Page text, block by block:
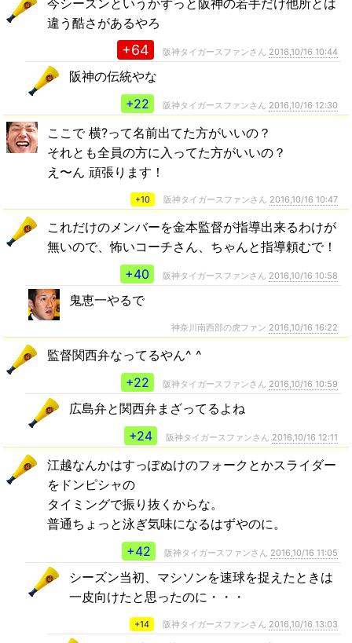
今シーズンというかずっと阪神の若手だけ他所とは
違う酷さがあるやろ
+64 阪神タイガースファンさん 2016,10/16 10:44
阪神の伝統やな
+22
阪神タイガースファンさん 2016,10/16 12:30
ここで 横?って名前出てた方がいいの？
それとも全員の方に入ってた方がいいの？
え〜ん 頑張ります！
+10 阪神タイガースファンさん 2016,10/16 10:47
これだけのメンバーを金本監督が指導出来るわけが
無いので、怖いコーチさん、ちゃんと指導頼むで！
+40
阪神タイガースファンさん 2016,10/16 10:58
鬼恵一やるで
神奈川南西部の虎ファン 2016,10/16 16:22
監督関西弁なってるやん^ ^
+22
阪神タイガースファンさん 2016,10/16 10:59
広島弁と関西弁まざってるよね
+24
阪神タイガースファンさん 2016,10/16 12:11
江越なんかはすっぽぬけのフォークとかスライダー
をドンピシャの
タイミングで振り抜くからな。
普通ちょっと泳ぎ気味になるはずやのに。
+42
阪神タイガースファンさん 2016,10/16 11:05
シーズン当初、マシソンを速球を捉えたときは
一皮向けたと思ったのに・・・
+14 阪神タイガースファンさん 2016,10/16 13:03